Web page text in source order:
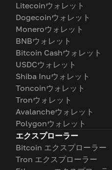
Litecoinウォレット
Dogecoinウォレット
Moneroウォレット
BNBウォレット
Bitcoin Cashウォレット
USDCウォレット
Shiba Inuウォレット
Toncoinウォレット
Tronウォレット
Avalancheウォレット
Polygonウォレット
エクスプローラー
Bitcoin エクスプローラー
Tron エクスプローラー